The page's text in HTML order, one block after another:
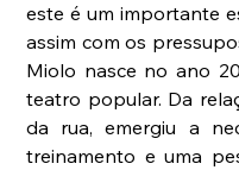
este é um importante
assim com os
Miolo nasce no ano
teatro popular. Da
da rua, emergiu a
treinamento e uma